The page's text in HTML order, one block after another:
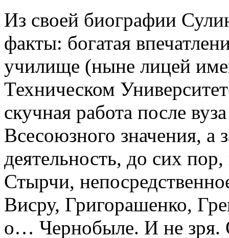
Из своей биографии
факты: богатая
училище (ныне лицей
Техническом
скучная работа после
Всесоюзного значения, а
деятельность, до сих
Стырчи,
Висру, Григорашенко,
о… Чернобыле. И не зря.